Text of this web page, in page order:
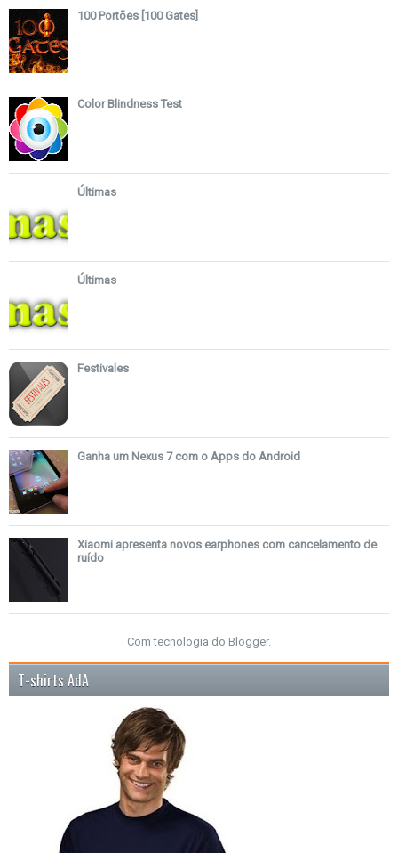
100 Portões [100 Gates]
Color Blindness Test
Últimas
Últimas
Festivales
Ganha um Nexus 7 com o Apps do Android
Xiaomi apresenta novos earphones com cancelamento de
ruído
Com tecnologia do Blogger.
T-shirts AdA